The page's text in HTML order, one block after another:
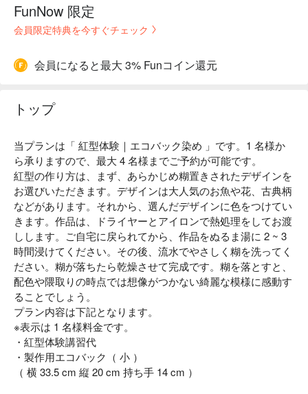
FunNow 限定
会員限定特典を今すぐチェック
会員になると最大 3% Funコイン還元
トップ
当プランは「 紅型体験｜エコバック染め 」です。1 名様か
ら承りますので、最大 4 名様までご予約が可能です。
紅型の作り方は、まず、あらかじめ糊置きされたデザインを
お選びいただきます。デザインは大人気のお魚や花、古典柄
などがあります。それから、選んだデザインに色をつけてい
きます。作品は、ドライヤーとアイロンで熱処理をしてお渡
しします。ご自宅に戻られてから、作品をぬるま湯に 2 ~ 3
時間浸けてください。その後、流水でやさしく糊を洗ってく
ださい。糊が落ちたら乾燥させて完成です。糊を落とすと、
配色や隈取りの時点では想像がつかない綺麗な模様に感動す
ることでしょう。
プラン内容は下記となります。
※表示は 1 名様料金です。
・紅型体験講習代
・製作用エコバック（ 小 ）
（ 横 33.5 cm 縦 20 cm 持ち手 14 cm ）